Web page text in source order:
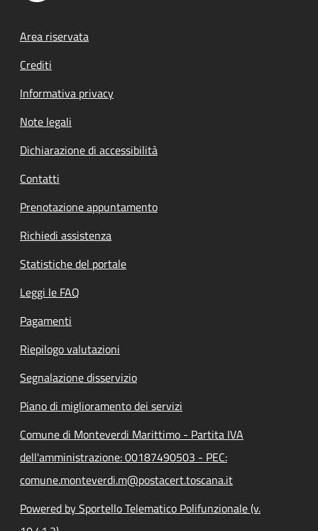
Footer menu
Area riservata
Crediti
Informativa privacy
Note legali
Dichiarazione di accessibilità
Contatti
Prenotazione appuntamento
Richiedi assistenza
Statistiche del portale
Leggi le FAQ
Pagamenti
Riepilogo valutazioni
Segnalazione disservizio
Piano di miglioramento dei servizi
Comune di Monteverdi Marittimo - Partita IVA
dell'amministrazione: 00187490503 - PEC:
comune.monteverdi.m@postacert.toscana.it
Powered by Sportello Telematico Polifunzionale (v.